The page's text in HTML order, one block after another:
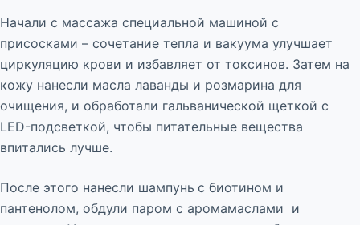
Начали с массажа специальной машиной с
присосками – сочетание тепла и вакуума улучшает
циркуляцию крови и избавляет от токсинов. Затем на
кожу нанесли масла лаванды и розмарина для
очищения, и обработали гальванической щеткой с
LED-подсветкой, чтобы питательные вещества
впитались лучше.
После этого нанесли шампунь с биотином и
пантенолом, обдули паром с аромамаслами и